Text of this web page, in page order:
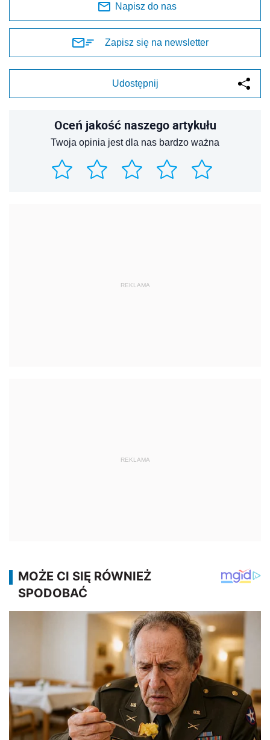
Napisz do nas
Zapisz się na newsletter
Udostępnij
Oceń jakość naszego artykułu
Twoja opinia jest dla nas bardzo ważna
REKLAMA
REKLAMA